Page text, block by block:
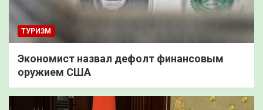
ТУРИЗМ
Экономист назвал дефолт финансовым
оружием США